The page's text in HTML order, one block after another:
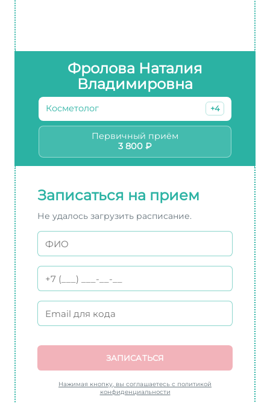
Фролова Наталия
Владимировна
Косметолог +4
Первичный приём
3 800 ₽
Записаться на прием
Не удалось загрузить расписание.
ЗАПИСАТЬСЯ
Нажимая кнопку, вы соглашаетесь с политикой
конфиденциальности